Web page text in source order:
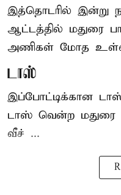
இத்தொடரில் இன்று
ஆட்டத்தில் மதுரை
அணிகள் மோத
டாஸ்
இப்போட்டிக்கான
டாஸ் வென்ற மதுரை
வீச் ...